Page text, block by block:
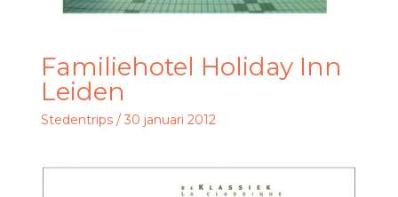
Familiehotel Holiday Inn
Leiden
Stedentrips/ 30 januari 2012